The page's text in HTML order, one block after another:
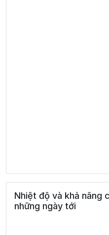
Nhiệt độ và khả năng
những ngày tới